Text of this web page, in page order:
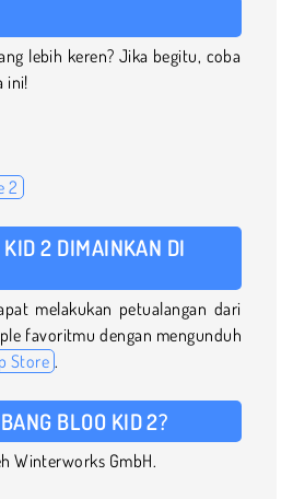
lebih keren? Jika begitu, coba
ini!
2
2 DIMAINKAN DI
melakukan petualangan dari
favoritmu dengan mengunduh
Store .
BLOO KID 2?
Winterworks GmbH.